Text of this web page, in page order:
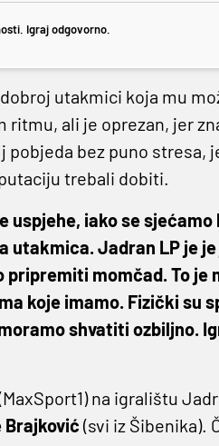
Igraj odgovorno.
utakmici koja mu
ali je oprezan, jer
pobjeda bez puno stresa,
trebali dobiti.
uspjehe, iako se
utakmica. Jadran LP je
momčad. To je
koje imamo. Fizički su
shvatiti ozbiljno.
na igralištu
Brajković (svi iz Šibenika).